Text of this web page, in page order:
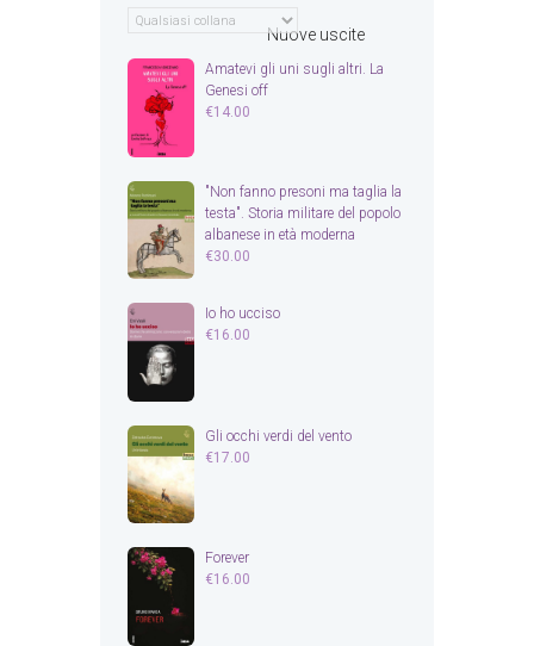
Nuove uscite
Amatevi gli uni sugli altri. La
Genesi off
€14.00
"Non fanno presoni ma taglia la
testa". Storia militare del popolo
albanese in età moderna
€30.00
Io ho ucciso
€16.00
Gli occhi verdi del vento
€17.00
Forever
€16.00